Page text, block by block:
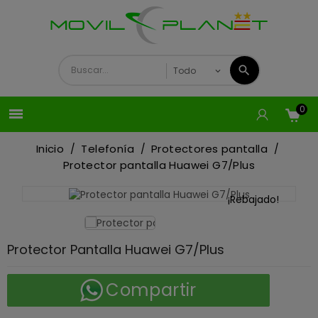
 0
Inicio Telefonía
Protectores pantalla
Protector pantalla Huawei G7/Plus
¡Rebajado!
Protector Pantalla Huawei G7/Plus
Compartir